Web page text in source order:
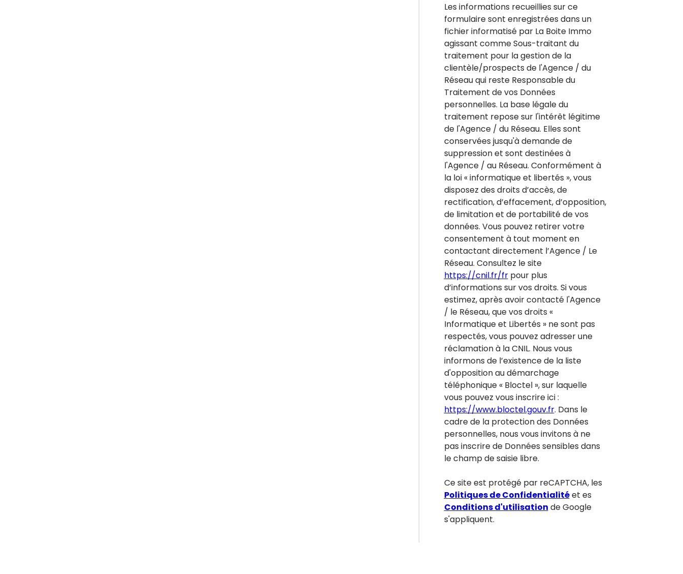
Les informations recueillies sur ce
formulaire sont enregistrées dans un
fichier informatisé par La Boite Immo
agissant comme Sous-traitant du
traitement pour la gestion de la
clientèle/prospects de l'Agence / du
Réseau qui reste Responsable du
Traitement de vos Données
personnelles. La base légale du
traitement repose sur l'intérêt légitime
de l'Agence / du Réseau. Elles sont
conservées jusqu'à demande de
suppression et sont destinées à
l'Agence / au Réseau. Conformément à
la loi « informatique et libertés », vous
disposez des droits d’accès, de
rectification, d’effacement, d’opposition,
de limitation et de portabilité de vos
données. Vous pouvez retirer votre
consentement à tout moment en
contactant directement l’Agence / Le
Réseau. Consultez le site
https://cnil.fr/frpour plus
d’informations sur vos droits. Si vous
estimez, après avoir contacté l'Agence
/ le Réseau, que vos droits «
Informatique et Libertés » ne sont pas
respectés, vous pouvez adresser une
réclamation à la CNIL. Nous vous
informons de l’existence de la liste
d'opposition au démarchage
téléphonique « Bloctel », sur laquelle
vous pouvez vous inscrire ici :
https://www.bloctel.gouv.fr. Dans le
cadre de la protection des Données
personnelles, nous vous invitons à ne
pas inscrire de Données sensibles dans
le champ de saisie libre.
Ce site est protégé par reCAPTCHA, les
Politiques de Confidentialitéet es
Conditions d'utilisation de Google
s'appliquent.